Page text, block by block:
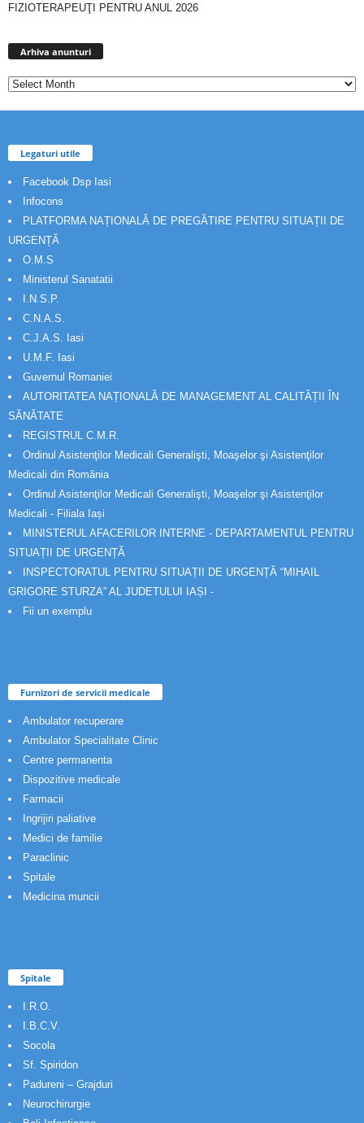
FIZIOTERAPEUŢI PENTRU ANUL 2026
Arhiva anunturi
Legaturi utile
Facebook Dsp Iasi
Infocons
PLATFORMA NAȚIONALĂ DE PREGĂTIRE PENTRU SITUAȚII DE
URGENȚĂ
O.M.S
Ministerul Sanatatii
I.N.S.P.
C.N.A.S.
C.J.A.S. Iasi
U.M.F. Iasi
Guvernul Romaniei
AUTORITATEA NAȚIONALĂ DE MANAGEMENT AL CALITĂȚII ÎN
SĂNĂTATE
REGISTRUL C.M.R.
Ordinul Asistenţilor Medicali Generalişti, Moaşelor şi Asistenţilor
Medicali din România
Ordinul Asistenţilor Medicali Generalişti, Moaşelor şi Asistenţilor
Medicali - Filiala Iași
MINISTERUL AFACERILOR INTERNE - DEPARTAMENTUL PENTRU
SITUAȚII DE URGENȚĂ
INSPECTORATUL PENTRU SITUAȚII DE URGENȚĂ “MIHAIL
GRIGORE STURZA” AL JUDETULUI IAȘI -
Fii un exemplu
Furnizori de servicii medicale
Ambulator recuperare
Ambulator Specialitate Clinic
Centre permanenta
Dispozitive medicale
Farmacii
Ingrijiri paliative
Medici de familie
Paraclinic
Spitale
Medicina muncii
Spitale
I.R.O.
I.B.C.V.
Socola
Sf. Spiridon
Padureni – Grajduri
Neurochirurgie